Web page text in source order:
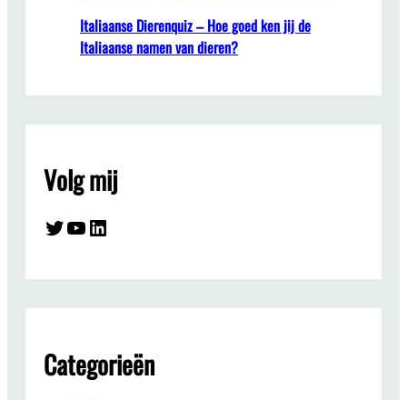
Italiaanse Dierenquiz – Hoe goed ken jij de
Italiaanse namen van dieren?
Volg mij
Twitter YouTube LinkedIn
Categorieën